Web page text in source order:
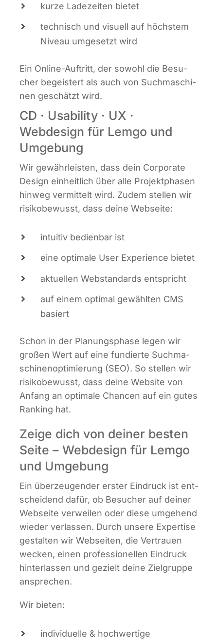
kur­ze Lade­zei­ten bietet
tech­nisch und visu­ell auf höchs­tem
Niveau umge­setzt wird
Ein Online-Auf­tritt, der sowohl die Besu­
cher begeis­tert als auch von Such­ma­schi­
nen geschätzt wird.
CD · Usability · UX ·
Webdesign für Lemgo und
Umgebung
Wir gewähr­leis­ten, dass dein Cor­po­ra­te
Design ein­heit­lich über alle Pro­jekt­pha­sen
hin­weg ver­mit­telt wird. Zudem stel­len wir
risi­ko­be­wusst, dass dei­ne Webseite:
intui­tiv bedien­bar ist
eine opti­ma­le User Expe­ri­ence bietet
aktu­el­len Web­stan­dards entspricht
auf einem opti­mal gewähl­ten CMS
basiert
Schon in der Pla­nungs­pha­se legen wir
gro­ßen Wert auf eine fun­dier­te Such­ma­
schi­nen­op­ti­mie­rung (SEO). So stel­len wir
risi­ko­be­wusst, dass dei­ne Web­site von
Anfang an opti­ma­le Chan­cen auf ein gutes
Ran­king hat.
Zeige dich von deiner besten
Seite – Webdesign für Lemgo
und Umgebung
Ein über­zeu­gen­der ers­ter Ein­druck ist ent­
schei­dend dafür, ob Besu­cher auf dei­ner
Web­sei­te ver­wei­len oder die­se umge­hend
wie­der ver­las­sen. Durch unse­re Exper­ti­se
gestal­ten wir Web­sei­ten, die Ver­trau­en
wecken, einen pro­fes­sio­nel­len Ein­druck
hin­ter­las­sen und gezielt dei­ne Ziel­grup­pe
ansprechen.
Wir bie­ten:
indi­vi­du­el­le & hoch­wer­ti­ge